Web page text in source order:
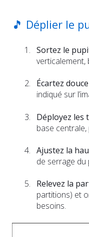
🎵 Déplier le
Sortez le
verticalement,
Écartez
indiqué sur
Déployez les
base
Ajustez la
de serrage du
Relevez la
partitions) et
besoins.